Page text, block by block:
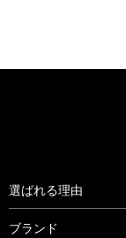
選ばれる理由
ブランド